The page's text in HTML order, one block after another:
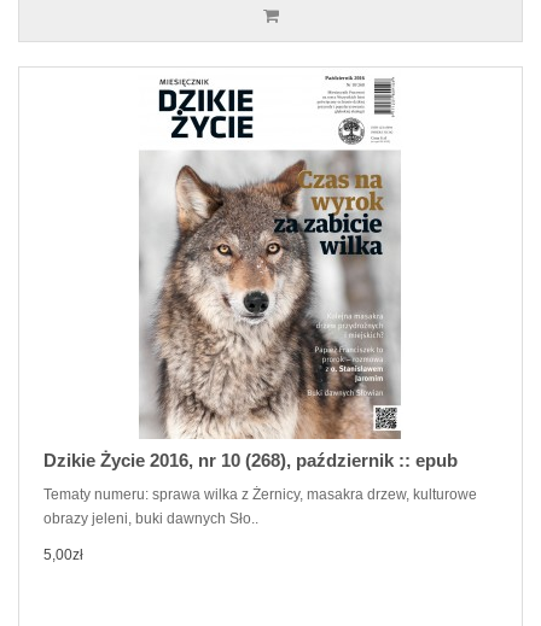
Dzikie Życie 2016, nr 10 (268), październik :: epub
Tematy numeru: sprawa wilka z Żernicy, masakra drzew, kulturowe
obrazy jeleni, buki dawnych Sło..
5,00zł